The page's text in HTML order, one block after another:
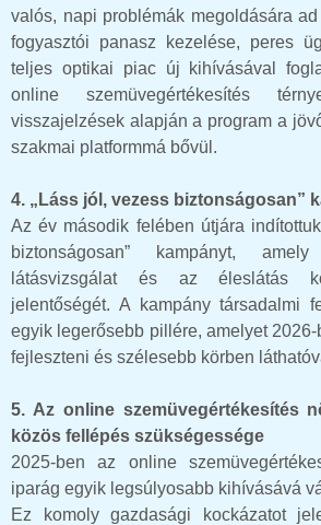
valós, napi problémák megoldására
fogyasztói panasz kezelése, peres
teljes optikai piac új kihívásával
online szemüvegértékesítés
visszajelzések alapján a program a
szakmai platformmá bővül.
4. „Láss jól, vezess biztonságosan”
Az év második felében útjára
biztonságosan” kampányt,
látásvizsgálat és az éleslátás
jelentőségét. A kampány társadalmi
egyik legerősebb pillére, amelyet
fejleszteni és szélesebb körben
5. Az online szemüvegértékesítés
közös fellépés szükségessége
2025-ben az online
iparág egyik legsúlyosabb kihívásává
Ez komoly gazdasági kockázatot